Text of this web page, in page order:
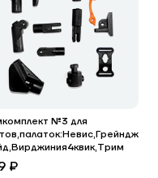
№3 для
₽